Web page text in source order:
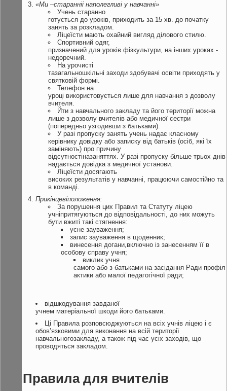
«Ми –старанніі наполегливі у навчанні»
Учень старанно
готується до уроків, приходить за 15 хв. до початку
занять за розкладом.
Ліцеїсти мають охайний вигляд ділового стилю.
Спортивний одяг,
призначений для уроків фізкультури, на інших уроках -
недоречний.
На урочисті
тазагальношкільні заходи здобувачі освіти приходять у
святковій формі.
Телефон на
уроці використовується лише для навчання з дозволу
вчителя.
Йти з навчального закладу та його території можна
лише з дозволу вчителів або медичної сестри
(попередньо узгодивши з батьками).
У разі пропуску занять учень надає класному
керівнику довідку або записку від батьків (осіб, які їх
заміняють) про причину
відсутностіназаняттях. У разі пропуску більше трьох днів
надається довідка з медичної установи.
Ліцеїсти досягають
високих результатів у навчанні, працюючи самостійно та
в команді.
Прикінцевіположення:
За порушення цих Правил та Статуту ліцею
учніпритягуються до відповідальності, до них можуть
бути вжиті такі стягнення:
усне зауваження;
запис зауваження в щоденник;
винесення догани,включно із занесенням її в
особову справу учня;
виклик учня
самого або з батьками на засідання Ради профіл
актики або малої педагогічної ради;
відшкодування завданої
учнем матеріальної шкоди його батьками.
Ці Правила розповсюджуються на всіх учнів ліцею і є
обов’язковими для виконання на всій території
навчальногозакладу, а також під час усіх заходів, що
проводяться закладом.
Правила для вчителів